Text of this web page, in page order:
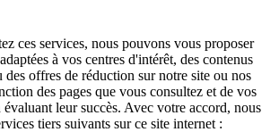
ces services, nous pouvons vous proposer
à vos centres d'intérêt, des contenus
des offres de réduction sur notre site ou nos
des pages que vous consultez et de vos
évaluant leur succès. Avec votre accord, nous
tiers suivants sur ce site internet :